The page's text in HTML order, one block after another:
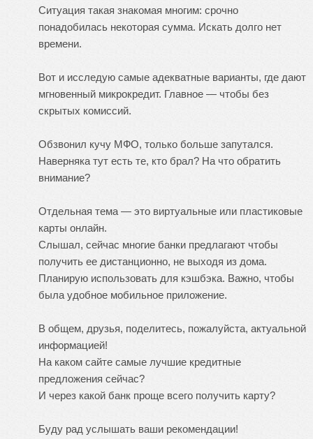
Ситуация такая знакомая многим: срочно
понадобилась некоторая сумма. Искать долго нет
времени.
Вот и исследую самые адекватные варианты, где дают
мгновенный микрокредит. Главное — чтобы без
скрытых комиссий.
Обзвонил кучу МФО, только больше запутался.
Наверняка тут есть те, кто брал? На что обратить
внимание?
Отдельная тема — это виртуальные или пластиковые
карты онлайн.
Слышал, сейчас многие банки предлагают чтобы
получить ее дистанционно, не выходя из дома.
Планирую использовать для кэшбэка. Важно, чтобы
была удобное мобильное приложение.
В общем, друзья, поделитесь, пожалуйста, актуальной
информацией!
На каком сайте самые лучшие кредитные
предложения сейчас?
И через какой банк проще всего получить карту?
Буду рад услышать ваши рекомендации!